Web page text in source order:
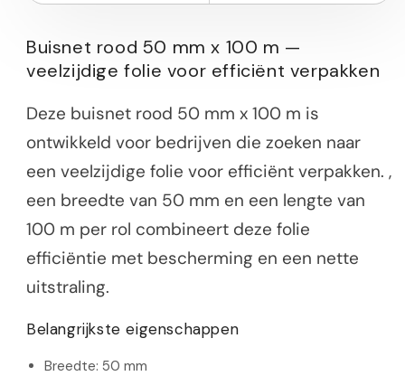
Buisnet rood 50 mm x 100 m —
veelzijdige folie voor efficiënt verpakken
Deze buisnet rood 50 mm x 100 m is
ontwikkeld voor bedrijven die zoeken naar
een veelzijdige folie voor efficiënt verpakken. ,
een breedte van 50 mm en een lengte van
100 m per rol combineert deze folie
efficiëntie met bescherming en een nette
uitstraling.
Belangrijkste eigenschappen
Breedte: 50 mm